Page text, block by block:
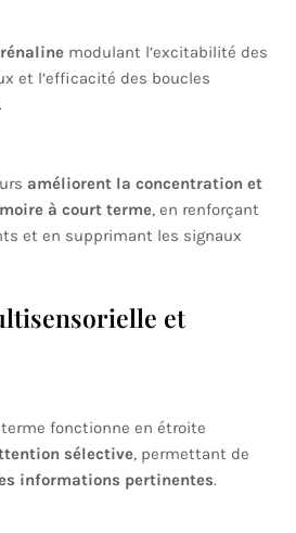
modulant l’excitabilité des
et l’efficacité des boucles
améliorent la concentration et
à court terme, en renforçant
et en supprimant les signaux
et
fonctionne en étroite
sélective, permettant de
informations pertinentes.